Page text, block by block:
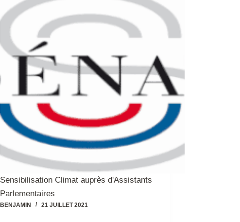
Sensibilisation Climat auprès d'Assistants
Parlementaires
BENJAMIN 21 JUILLET 2021